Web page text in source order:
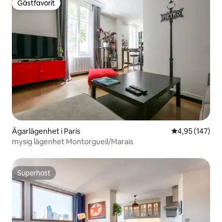
Gästfavorit
Gästfavorit
Ägarlägenhet i Paris 4,95 av 5 i
4,95 (147)
mysig lägenhet Montorgueil/Marais
Superhost
Superhost